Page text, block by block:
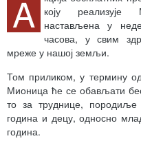
A
коју реализује
настављена у
часова, у свим
мреже у нашој земљи.
Том приликом, у термину
Мионица ће се обављати
то за труднице,
година и децу, односно
година.